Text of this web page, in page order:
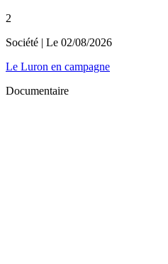
2
Société | Le 02/08/2026
Le Luron en campagne
Documentaire